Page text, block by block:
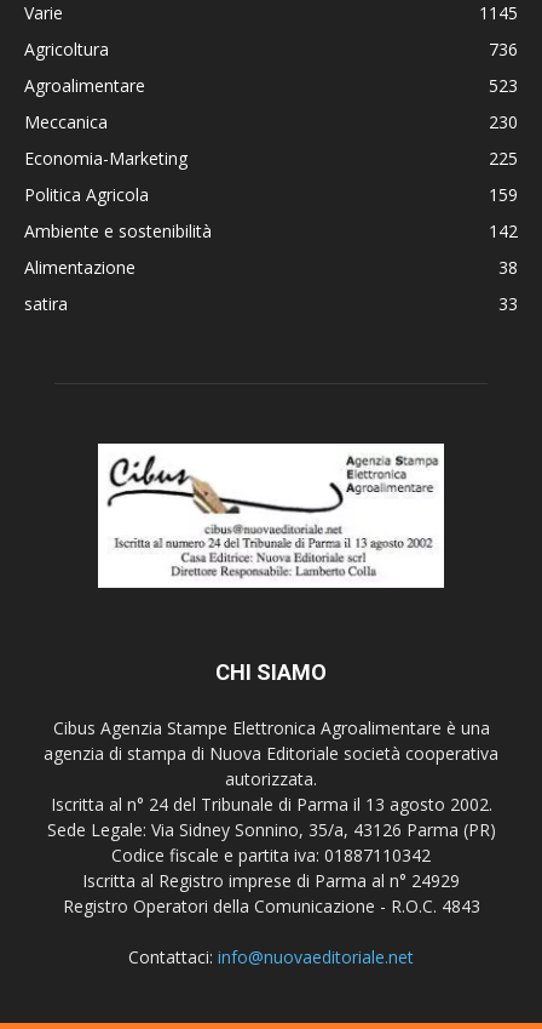
Varie
1145
Agricoltura
736
Agroalimentare
523
Meccanica
230
Economia-Marketing
225
Politica Agricola
159
Ambiente e sostenibilità
142
Alimentazione
38
satira
33
CHI SIAMO
Cibus Agenzia Stampe Elettronica Agroalimentare è una
agenzia di stampa di Nuova Editoriale società cooperativa
autorizzata.
Iscritta al n° 24 del Tribunale di Parma il 13 agosto 2002.
Sede Legale: Via Sidney Sonnino, 35/a, 43126 Parma (PR)
Codice fiscale e partita iva: 01887110342
Iscritta al Registro imprese di Parma al n° 24929
Registro Operatori della Comunicazione - R.O.C. 4843
Contattaci: info@nuovaeditoriale.net